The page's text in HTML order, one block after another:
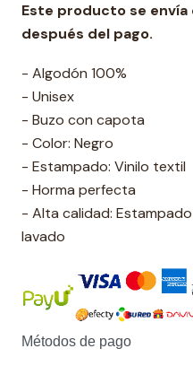
Este producto se envía
después del pago.
- Algodón 100%
- Unisex
- Buzo con capota
- Color: Negro
- Estampado: Vinilo textil
- Horma perfecta
- Alta calidad:
lavado
Métodos de pago